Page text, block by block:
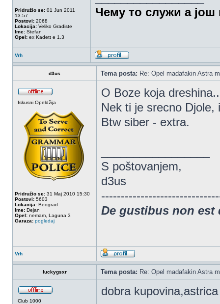
Pridružio se: 01 Jun 2011
13:57
Postovi: 2068
Lokacija: Veliko Gradiste
Ime: Stefan
Opel: ex Kadett e 1.3
Чему то служи а још
Vrh
d3us Tema posta: Re: Opel madafakin Astra
Iskusni Opeldžija
Pridružio se: 31 Maj 2010 15:30
Postovi: 5603
Lokacija: Beograd
Ime: Dejan
Opel: nemam, Laguna 3
Garaza: pogledaj
O Boze koja
Nek ti je srecno
Btw siber - extra.
S poštovanjem,
d3us
De gustibus non est
Vrh
luckygsxr Tema posta: Re: Opel madafakin Astra
Club 1000
dobra